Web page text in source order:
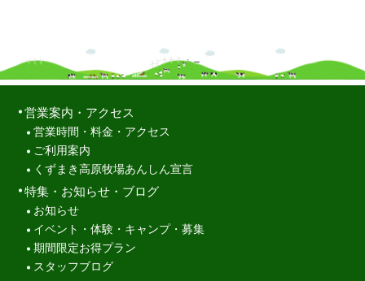
営業案内・アクセス
営業時間・料金・アクセス
ご利用案内
くずまき高原牧場あんしん宣言
特集・お知らせ・ブログ
お知らせ
イベント・体験・キャンプ・募集
期間限定お得プラン
スタッフブログ